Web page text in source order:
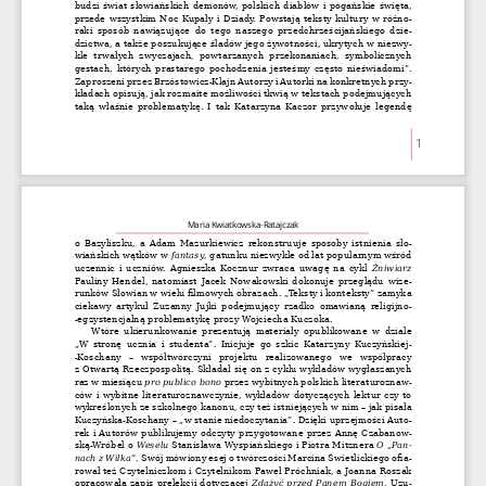
1
budzi świat słowiańskich demonów, polskich diabłów i pogańskie święta,
przede wszystkim Noc Kupały i Dziady. Powstają teksty kultury w różno-
raki sposób nawiązujące do tego naszego przedchrześcijańskiego dzie-
dzictwa, a także poszukujące śladów jego żywotności, ukrytych w niezwy-
kle  trwałych  zwyczajach,  powtarzanych  przekonaniach,  symbolicznych
gestach, których prastarego pochodzenia jesteśmy często nieświadomi”.
Zaproszeni przez Brzóstowicz-Klajn Autorzy i Autorki na konkretnych przy-
kładach opisują, jak rozmaite możliwości tkwią w tekstach podejmujących
taką właśnie problematykę. I tak Katarzyna Kaczor przywołuje legendę
Maria Kwiatkowska-Ratajczak
o Bazyliszku, a Adam Mazurkiewicz rekonstruuje sposoby istnienia sło-
wiańskich wątków w fantasy, gatunku niezwykle od lat popularnym wśród
uczennic i uczniów. Agnieszka Kocznur zwraca uwagę na cykl
Żniwiarz
Pauliny Hendel, natomiast Jacek Nowakowski dokonuje przeglądu wize-
runków Słowian w wielu filmowych obrazach. „Teksty i konteksty” zamyka
ciekawy artykuł Zuzanny Jujki podejmujący rzadko omawianą religijno-
-egzystencjalną problematykę prozy Wojciecha Kuczoka.
Wtóre ukierunkowanie prezentują materiały opublikowane w dziale
„W stronę ucznia i studenta”. Inicjuje go szkic Katarzyny Kuczyńskiej
-Koschany  –  współtwórczyni  projektu  realizowanego  we  współpracy
z Otwartą Rzeczpospolitą. Składał się on z cyklu wykładów wygłaszanych
raz w miesiącu pro publico bono przez wybitnych polskich literaturoznaw-
ców i wybitne literaturoznawczynie, wykładów dotyczących lektur czy to
wykreślonych ze szkolnego kanonu, czy też istniejących w nim – jak pisała
Kuczyńska-Koschany – „w stanie niedoczytania”. Dzięki uprzejmości Auto-
rek i Autorów publikujemy odczyty przygotowane przez Annę Czabanow-
ską-Wróbel o Weselu Stanisława Wyspiańskiego i Piotra Mitznera O „Pan-
nach z Wilka”. Swój mówiony esej o twórczości Marcina Świetlickiego ofia
rował też Czytelniczkom i Czytelnikom Paweł Próchniak, a Joanna Roszak
opracowała zapis prelekcji dotyczącej Zdążyć przed Panem Bogiem. Uzu